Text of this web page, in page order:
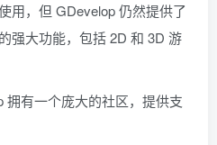
用，但 GDevelop 仍然提供了
强大功能，包括 2D 和 3D 游
拥有一个庞大的社区，提供支